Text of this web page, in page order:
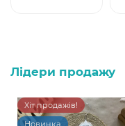
Лідери продажу
Хіт продажів!